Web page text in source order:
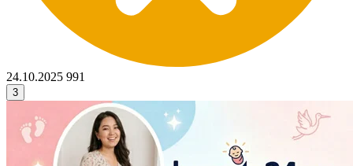
24.10.2025 991
3